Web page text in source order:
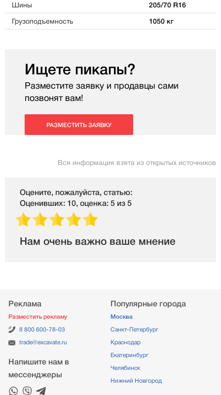
Шины 205/70 R16
Грузоподъемность 1050 кг
Ищете пикапы?
Разместите заявку и продавцы сами
позвонят вам!
РАЗМЕСТИТЬ ЗАЯВКУ
Вся информация взята из открытых источников
Оцените, пожалуйста, статью:
Оценивших: 10, оценка: 5 из 5
Нам очень важно ваше мнение
Реклама
Разместить рекламу
8 800 600-78-03
trade@excavate.ru
Напишите нам в
мессенджеры
Популярные города
Москва
Санкт-Петербург
Краснодар
Екатеринбург
Челябинск
Нижний Новгород